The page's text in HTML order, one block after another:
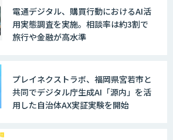
WARP NEXT
LINE WORKS AiNote
Explaza 生成AI Partner｜AIエージェン
電通デジタル、購買行動におけるAI活
用実態調査を実施。相談率は約3割で
旅行や金融が高水準
プレイネクストラボ、福岡県宮若市と
共同でデジタル庁生成AI「源内」を活
用した自治体AX実証実験を開始